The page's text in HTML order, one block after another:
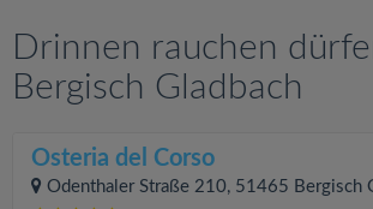
Drinnen rauchen
Bergisch Gladbach
Osteria del Corso
Odenthaler Straße 210, 51465 Bergisch